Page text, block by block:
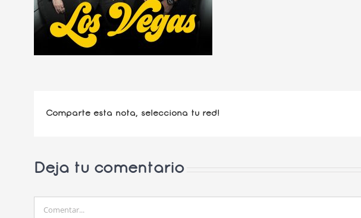
Comparte esta nota, selecciona tu red!
Deja tu comentario